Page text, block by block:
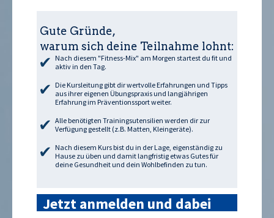
Gute Gründe,
warum sich deine Teilnahme lohnt:
Nach diesem "Fitness-Mix" am Morgen startest du fit und
aktiv in den Tag.
Die Kursleitung gibt dir wertvolle Erfahrungen und Tipps
aus ihrer eigenen Übungspraxis und langjährigen
Erfahrung im Präventionssport weiter.
Alle benötigten Trainingsutensilien werden dir zur
Verfügung gestellt (z.B. Matten, Kleingeräte).
Nach diesem Kurs bist du in der Lage, eigenständig zu
Hause zu üben und damit langfristig etwas Gutes für
deine Gesundheit und dein Wohlbefinden zu tun.
Jetzt anmelden und dabei